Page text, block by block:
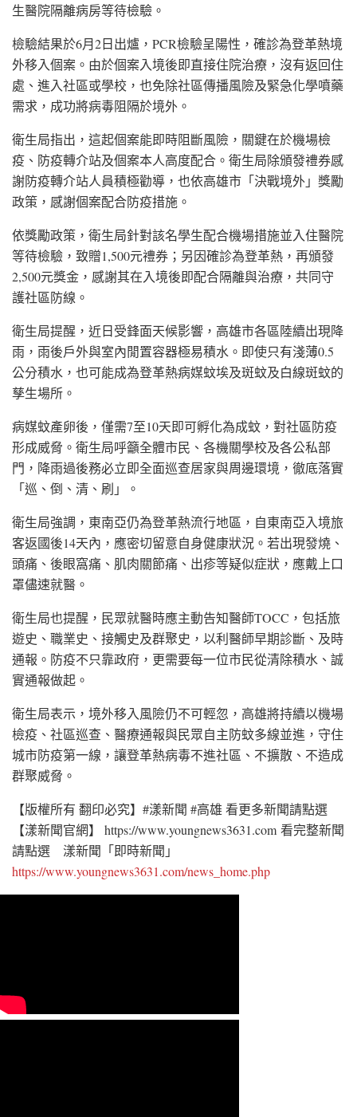
生醫院隔離病房等待檢驗。
檢驗結果於6月2日出爐，PCR檢驗呈陽性，確診為登革熱境
外移入個案。由於個案入境後即直接住院治療，沒有返回住
處、進入社區或學校，也免除社區傳播風險及緊急化學噴藥
需求，成功將病毒阻隔於境外。
衛生局指出，這起個案能即時阻斷風險，關鍵在於機場檢
疫、防疫轉介站及個案本人高度配合。衛生局除頒發禮券感
謝防疫轉介站人員積極勸導，也依高雄市「決戰境外」獎勵
政策，感謝個案配合防疫措施。
依獎勵政策，衛生局針對該名學生配合機場措施並入住醫院
等待檢驗，致贈1,500元禮券；另因確診為登革熱，再頒發
2,500元獎金，感謝其在入境後即配合隔離與治療，共同守
護社區防線。
衛生局提醒，近日受鋒面天候影響，高雄市各區陸續出現降
雨，雨後戶外與室內閒置容器極易積水。即使只有淺薄0.5
公分積水，也可能成為登革熱病媒蚊埃及斑蚊及白線斑蚊的
孳生場所。
病媒蚊產卵後，僅需7至10天即可孵化為成蚊，對社區防疫
形成威脅。衛生局呼籲全體市民、各機關學校及各公私部
門，降雨過後務必立即全面巡查居家與周邊環境，徹底落實
「巡、倒、清、刷」。
衛生局強調，東南亞仍為登革熱流行地區，自東南亞入境旅
客返國後14天內，應密切留意自身健康狀況。若出現發燒、
頭痛、後眼窩痛、肌肉關節痛、出疹等疑似症狀，應戴上口
罩儘速就醫。
衛生局也提醒，民眾就醫時應主動告知醫師TOCC，包括旅
遊史、職業史、接觸史及群聚史，以利醫師早期診斷、及時
通報。防疫不只靠政府，更需要每一位市民從清除積水、誠
實通報做起。
衛生局表示，境外移入風險仍不可輕忽，高雄將持續以機場
檢疫、社區巡查、醫療通報與民眾自主防蚊多線並進，守住
城市防疫第一線，讓登革熱病毒不進社區、不擴散、不造成
群聚威脅。
【版權所有 翻印必究】#漾新聞 #高雄 看更多新聞請點選
【漾新聞官網】 https://www.youngnews3631.com 看完整新聞
請點選 漾新聞「即時新聞」
https://www.youngnews3631.com/news_home.php